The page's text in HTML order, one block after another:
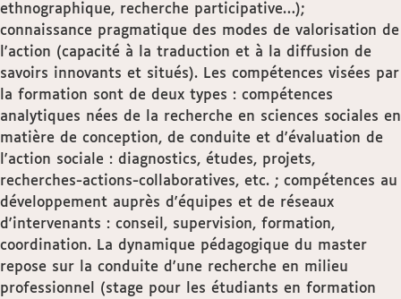
ethnographique, recherche participative…);
connaissance pragmatique des modes de valorisation de
l'action (capacité à la traduction et à la diffusion de
savoirs innovants et situés). Les compétences visées par
la formation sont de deux types : compétences
analytiques nées de la recherche en sciences sociales en
matière de conception, de conduite et d'évaluation de
l'action sociale : diagnostics, études, projets,
recherches-actions-collaboratives, etc. ; compétences au
développement auprès d'équipes et de réseaux
d'intervenants : conseil, supervision, formation,
coordination. La dynamique pédagogique du master
repose sur la conduite d'une recherche en milieu
professionnel (stage pour les étudiants en formation